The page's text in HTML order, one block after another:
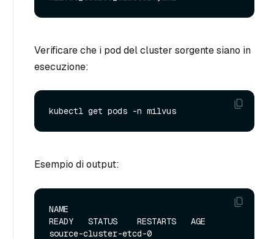
Verificare che i pod del cluster sorgente siano in
esecuzione:
Esempio di output:
NAME
READY   STATUS    RESTARTS   AGE
source-cluster-etcd-0